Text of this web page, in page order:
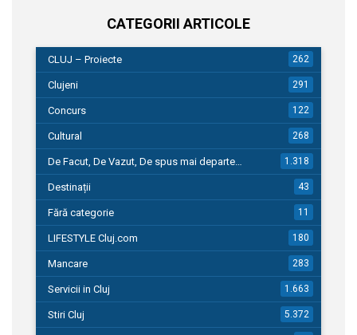
CATEGORII ARTICOLE
CLUJ – Proiecte 262
Clujeni 291
Concurs 122
Cultural 268
De Facut, De Vazut, De spus mai departe… 1.318
Destinații 43
Fără categorie 11
LIFESTYLE Cluj.com 180
Mancare 283
Servicii in Cluj 1.663
Stiri Cluj 5.372